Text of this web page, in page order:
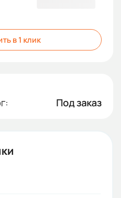
в 1 клик
Под заказ